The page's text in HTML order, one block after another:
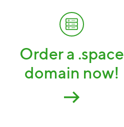
Order a .space
domain now!